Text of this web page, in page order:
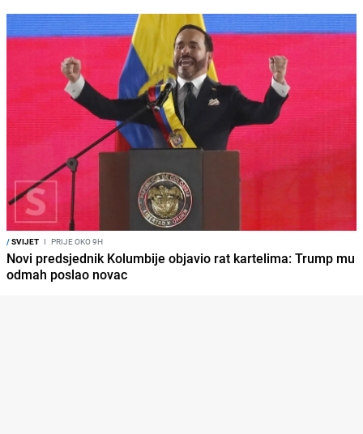
/SVIJET I PRIJE OKO 9H
Novi predsjednik Kolumbije objavio rat kartelima: Trump mu
odmah poslao novac